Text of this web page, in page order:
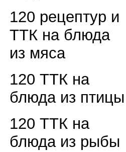
120 рецептур и
ТТК на блюда
из мяса
120 ТТК на
блюда из птицы
120 ТТК на
блюда из рыбы